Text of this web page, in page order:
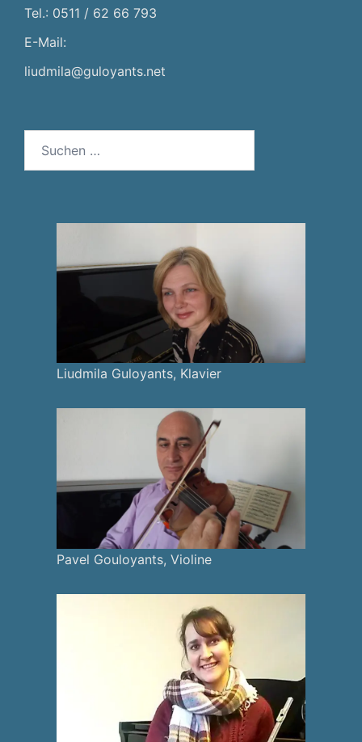
Tel.: 0511 / 62 66 793
E-Mail:
liudmila@guloyants.net
Liudmila Guloyants, Klavier
Pavel Gouloyants, Violine